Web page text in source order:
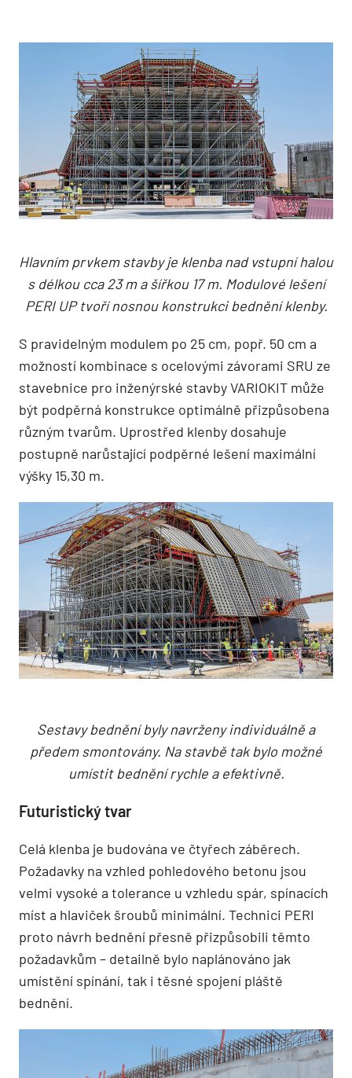
Hlavním prvkem stavby je klenba nad vstupní halou
s délkou cca 23 m a šířkou 17 m. Modulové lešení
PERI UP tvoří nosnou konstrukci bednění klenby.
S pravidelným modulem po 25 cm, popř. 50 cm a
možností kombinace s ocelovými závorami SRU ze
stavebnice pro inženýrské stavby VARIOKIT může
být podpěrná konstrukce optimálně přizpůsobena
různým tvarům. Uprostřed klenby dosahuje
postupně narůstající podpěrné lešení maximální
výšky 15,30 m.
Sestavy bednění byly navrženy individuálně a
předem smontovány. Na stavbě tak bylo možné
umístit bednění rychle a efektivně.
Futuristický tvar
Celá klenba je budována ve čtyřech záběrech.
Požadavky na vzhled pohledového betonu jsou
velmi vysoké a tolerance u vzhledu spár, spínacích
míst a hlaviček šroubů minimální. Technici PERI
proto návrh bednění přesně přizpůsobili těmto
požadavkům – detailně bylo naplánováno jak
umístění spínání, tak i těsné spojení pláště
bednění.